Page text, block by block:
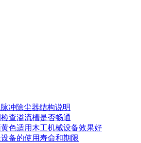
冲除尘器结构说明
查溢流槽是否畅通
色适用木工机械设备效果好
备的使用寿命和期限